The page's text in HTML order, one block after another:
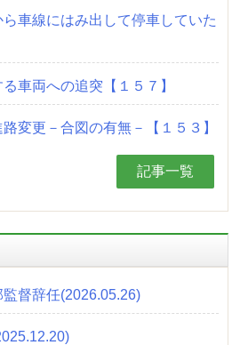
車線にはみ出して停車していた
車両への追突【１５７】
変更－合図の有無－【１５３】
記事一覧
督辞任(2026.05.26)